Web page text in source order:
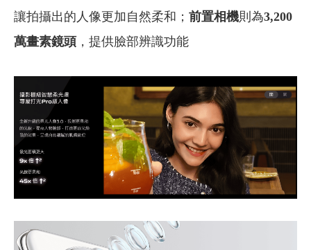
讓拍攝出的人像更加自然柔和； 前置相機則為3,200
萬畫素鏡頭 ，提供臉部辨識功能